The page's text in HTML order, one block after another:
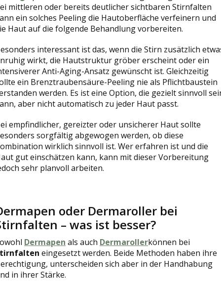
mittleren oder bereits deutlicher sichtbaren Stirnfalten
ein solches Peeling die Hautoberfläche verfeinern und
Haut auf die folgende Behandlung vorbereiten.
interessant ist das, wenn die Stirn zusätzlich
wirkt, die Hautstruktur gröber erscheint oder ein
Anti-Aging-Ansatz gewünscht ist. Gleichzeitig
ein Brenztraubensäure-Peeling nie als Pflichtbaustein
werden. Es ist eine Option, die gezielt sinnvoll
aber nicht automatisch zu jeder Haut passt.
empfindlicher, gereizter oder unsicherer Haut sollte
sorgfältig abgewogen werden, ob diese
wirklich sinnvoll ist. Wer erfahren ist und die
gut einschätzen kann, kann mit dieser Vorbereitung
sehr planvoll arbeiten.
oder Dermaroller bei
– was ist besser?
Dermapen als auch Dermarollerkönnen bei
eingesetzt werden. Beide Methoden haben ihre
unterscheiden sich aber in der Handhabung
in ihrer Stärke.